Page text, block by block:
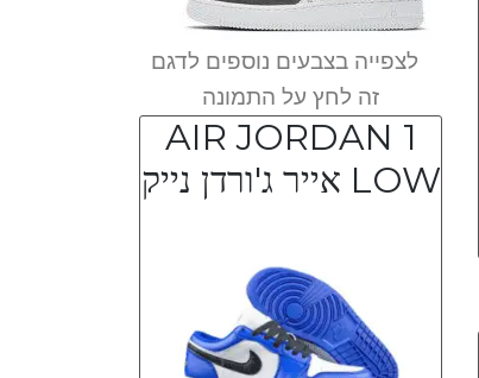
לצפייה בצבעים נוספים לדגם
זה לחץ על התמונה
AIR JORDAN 1
LOW אייר ג'ורדן נייק